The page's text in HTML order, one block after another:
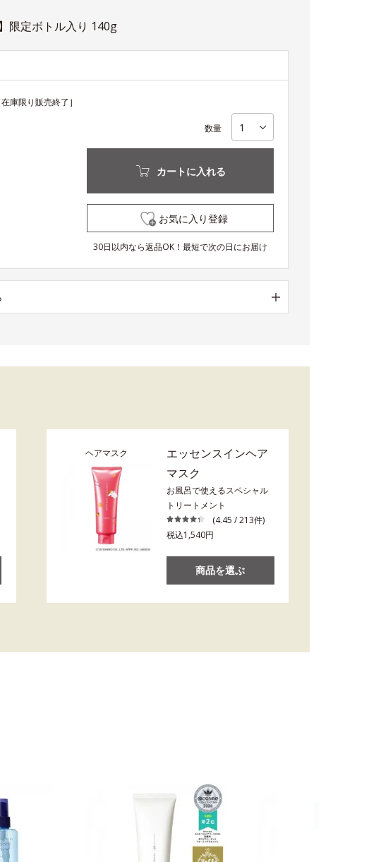
限定ボトル入り 140g
在庫限り販売終了］
数量
カートに入れる
お気に入り登録
30日以内なら返品OK！最短で次の日にお届け
ヘアマスク
エッセンスインヘア
マスク
お風呂で使えるスペシャル
トリートメント
(4.45 / 213件)
税込1,540円
商品を選ぶ